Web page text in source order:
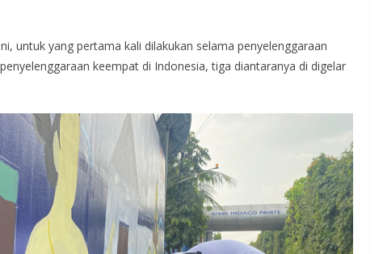
untuk yang pertama kali dilakukan selama penyelenggaraan
keempat di Indonesia, tiga diantaranya di digelar